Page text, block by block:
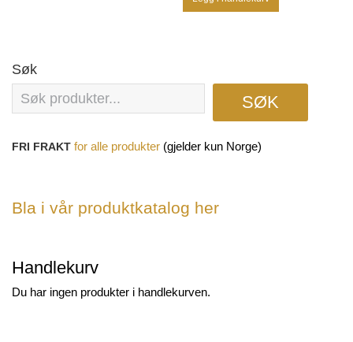
Søk
SØK
FRI FRAKT for alle produkter (gjelder kun Norge)
Bla i vår produktkatalog her
Handlekurv
Du har ingen produkter i handlekurven.